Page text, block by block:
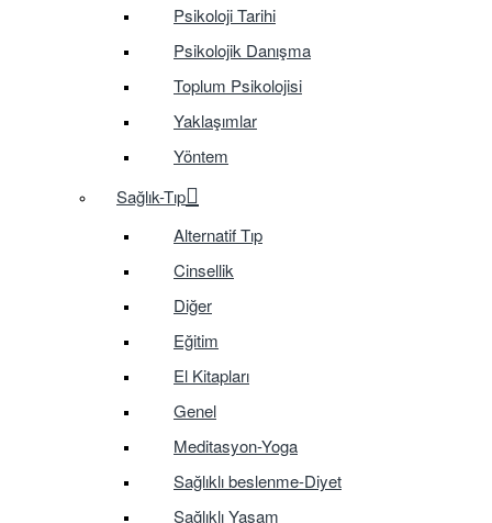
Psikoloji Tarihi
Psikolojik Danışma
Toplum Psikolojisi
Yaklaşımlar
Yöntem
Sağlık-Tıp
Alternatif Tıp
Cinsellik
Diğer
Eğitim
El Kitapları
Genel
Meditasyon-Yoga
Sağlıklı beslenme-Diyet
Sağlıklı Yaşam